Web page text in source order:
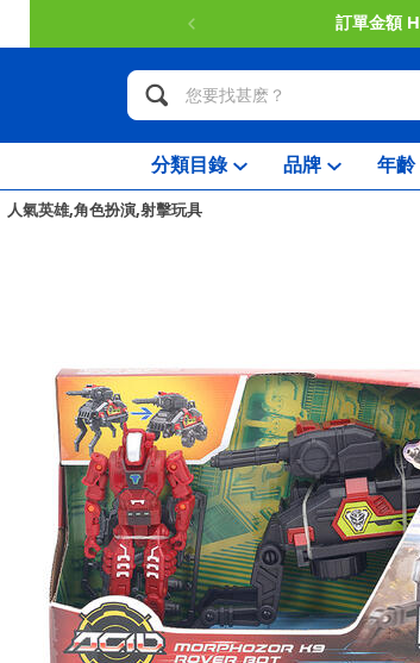
訂單金額
分類目錄 品牌 年齡
人氣英雄,角色扮演,射擊玩具